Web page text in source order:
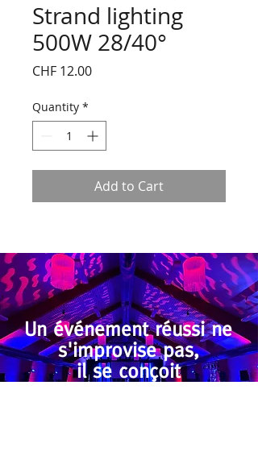
Strand lighting
500W 28/40°
CHF 12.00Price
Quantity *
Add to Cart
Un événement réussi ne
s'improvise pas,
il se conçoit